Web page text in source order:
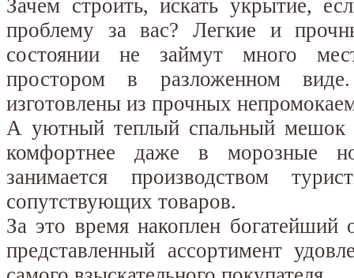
Зачем строить, искать укрытие,
проблему за вас? Легкие и
состоянии не займут много
простором в разложенном
изготовлены из прочных
А уютный теплый спальный мешок
комфортнее даже в морозные
занимается производством
сопутствующих товаров.
За это время накоплен богатейший
представленный ассортимент